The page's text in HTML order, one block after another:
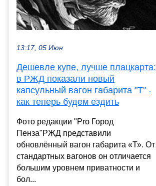
13:17, 05 Июн
Дешевле купе, лучше плацкарта:
в РЖД показали новый
капсульный вагон габарита "Т" -
как теперь будем ездить
Фото редакции "Pro Город
Пенза"РЖД представили
обновлённый вагон габарита «Т». От
стандартных вагонов он отличается
большим уровнем приватности и
бол...